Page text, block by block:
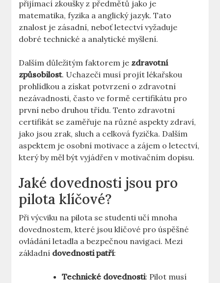
přijímací ​zkoušky ​z předmětů ⁢jako je
matematika, ​fyzika a anglický jazyk. Tato⁢
znalost je zásadní, neboť letectví vyžaduje
dobré technické ⁤a analytické‍ myšlení.
Dalším důležitým faktorem je zdravotní⁢
způsobilost. Uchazeči musí projít⁤ lékařskou
prohlídkou a získat potvrzení⁤ o zdravotní
nezávadnosti, často ve formě‌ certifikátu pro
první nebo⁤ druhou třídu. ‍Tento zdravotní
certifikát se zaměřuje na‍ různé aspekty zdraví,
jako jsou zrak, sluch a celková fyzička.⁤ Dalším
aspektem je osobní motivace a‌ zájem o letectví,
který by měl⁢ být vyjádřen‌ v motivačním ⁤dopisu.
Jaké dovednosti jsou pro
pilota klíčové?
Při výcviku ‍na pilota se studenti učí mnoha
‌dovednostem, které jsou klíčové ‍pro úspěšné
ovládání ⁢letadla ‌a bezpečnou navigaci. Mezi
základní dovednosti patří:
Technické dovednosti: Pilot musí